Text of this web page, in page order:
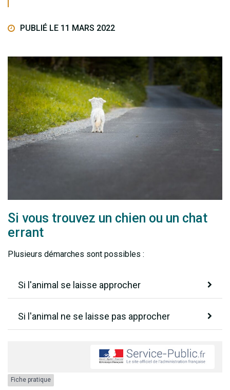
PUBLIÉ LE 11 MARS 2022
Si vous trouvez un chien ou un chat
errant
Plusieurs démarches sont possibles :
Si l'animal se laisse approcher
Si l'animal ne se laisse pas approcher
Fiche pratique